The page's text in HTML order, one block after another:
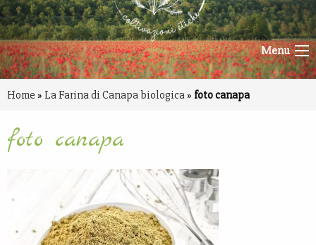
Menu
Home » La Farina di Canapa biologica» foto canapa
foto canapa